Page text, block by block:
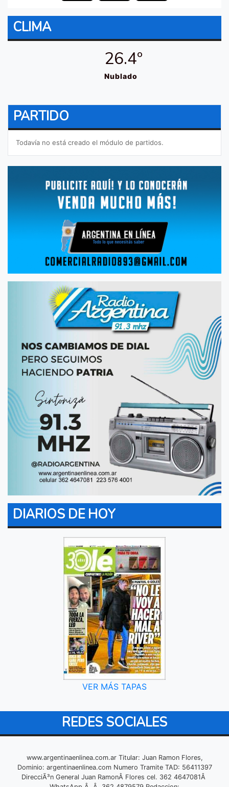
CLIMA
26.4º
Nublado
PARTIDO
Todavía no está creado el módulo de partidos.
DIARIOS DE HOY
VER MÁS TAPAS
REDES SOCIALES
www.argentinaenlinea.com.ar Titular: Juan Ramon Flores,
Dominio: argentinaenlinea.com Numero Tramite TAD: 56411397
DirecciÃ³n General Juan RamonÂ Flores cel. 362 4647081Â